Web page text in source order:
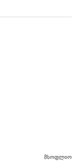
მსოფლიო